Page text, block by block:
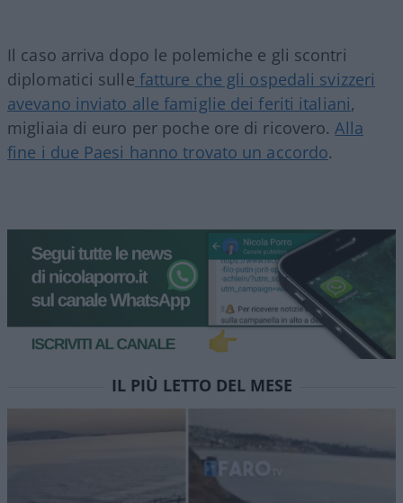
Il caso arriva dopo le polemiche e gli scontri
diplomatici sulle fatture che gli ospedali svizzeri
avevano inviato alle famiglie dei feriti italiani,
migliaia di euro per poche ore di ricovero.Alla
fine i due Paesi hanno trovato un accordo.
IL PIÙ LETTO DEL MESE